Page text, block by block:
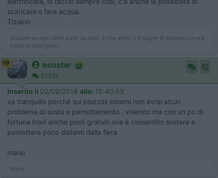
scaricare e fare acqua.
Tiziano
Scusate se ogni tanto parlo da solo, è che sento il bisogno di parlare con una
persona intelligente
19 ecostar
37392
Inserito il 02/09/2018 alle: 15:40:53
va tranquillo perchè sui piazzali esterni non avrai alcun
problema di sosta e pernottamento , volendo ma con un po di
fortuna trovi anche posti gratuiti ove è consentito sostare e
pernottare poco distanti dalla fiera
mario
Mario